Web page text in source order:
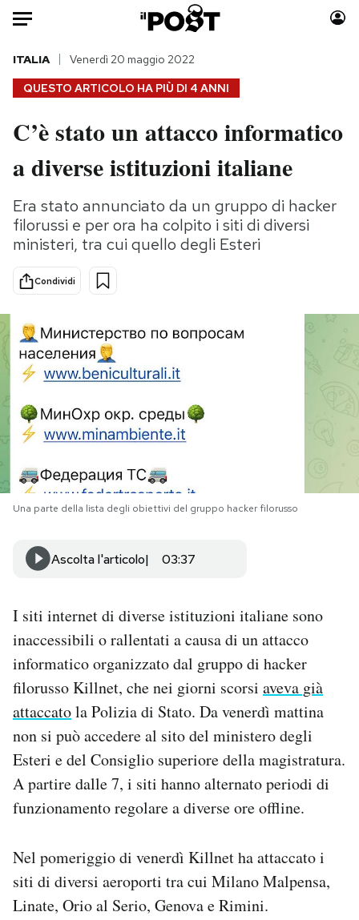
Auto
HOME
Italia
Politica
Tecnologia
Internet
Scienza
Cultura
Economia
Moda
Consumismi
Storie/Idee
Ok Boomer!
Media
NEWSLETTER
I MIEI PREFERITI
SHOP
Area Personale
Newsletter
Notifiche mobile
Hai bisogno di aiuto?
Esci
QUESTO ARTICOLO HA PIÙ DI 4 ANNI
ITALIA Venerdì 20 maggio 2022
C’è stato un attacco informatico
a diverse istituzioni italiane
Era stato annunciato da un gruppo di hacker
filorussi e per ora ha colpito i siti di diversi
ministeri, tra cui quello degli Esteri
Condividi
Una parte della lista degli obiettivi del gruppo hacker filorusso
Ascolta l'articolo 03:37
I siti internet di diverse istituzioni italiane sono
inaccessibili o rallentati a causa di un attacco
informatico organizzato dal gruppo di hacker
filorusso Killnet, che nei giorni scorsi aveva già
attaccatola Polizia di Stato. Da venerdì mattina
non si può accedere al sito del ministero degli
Esteri e del Consiglio superiore della magistratura.
A partire dalle 7, i siti hanno alternato periodi di
funzionamento regolare a diverse ore offline.
Nel pomeriggio di venerdì Killnet ha attaccato i
siti di diversi aeroporti tra cui Milano Malpensa,
Linate, Orio al Serio, Genova e Rimini.